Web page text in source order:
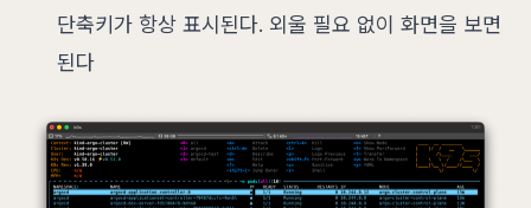
단축키가 항상 표시된다. 외울 필요 없이 화면을 보면
된다